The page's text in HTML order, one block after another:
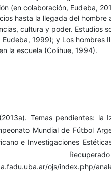
(en colaboración, Eudeba,
hasta la llegada del hombre
cultura y poder. Estudios
1999); y Los hombres
la escuela (Colihue, 1994).
Temas pendientes: la
Mundial de Fútbol
e Investigaciones
ojs/index.php/